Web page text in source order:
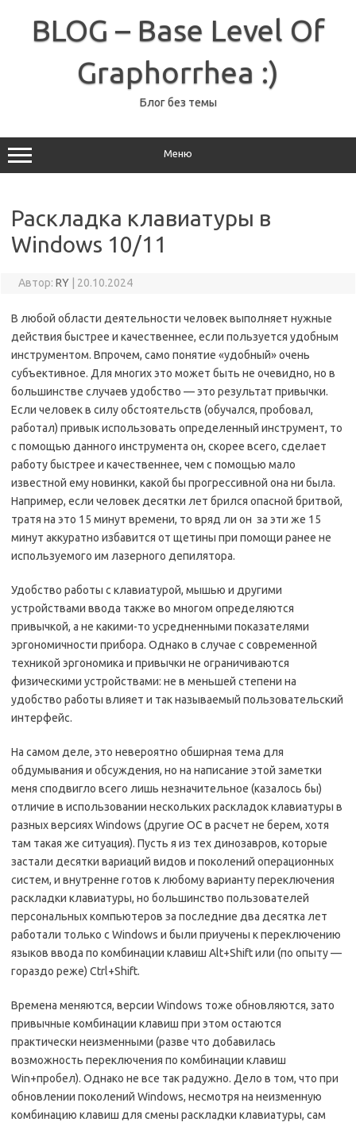
содержимому
BLOG – Base Level Of
Graphorrhea :)
Блог без темы
Меню
Раскладка клавиатуры в
Windows 10/11
Автор: RY 20.10.2024
В любой области деятельности человек выполняет нужные
действия быстрее и качественнее, если пользуется удобным
инструментом. Впрочем, само понятие «удобный» очень
субъективное. Для многих это может быть не очевидно, но в
большинстве случаев удобство — это результат привычки.
Если человек в силу обстоятельств (обучался, пробовал,
работал) привык использовать определенный инструмент, то
с помощью данного инструмента он, скорее всего, сделает
работу быстрее и качественнее, чем с помощью мало
известной ему новинки, какой бы прогрессивной она ни была.
Например, если человек десятки лет брился опасной бритвой,
тратя на это 15 минут времени, то вряд ли он за эти же 15
минут аккуратно избавится от щетины при помощи ранее не
используемого им лазерного депилятора.
Удобство работы с клавиатурой, мышью и другими
устройствами ввода также во многом определяются
привычкой, а не какими-то усредненными показателями
эргономичности прибора. Однако в случае с современной
техникой эргономика и привычки не ограничиваются
физическими устройствами: не в меньшей степени на
удобство работы влияет и так называемый пользовательский
интерфейс.
На самом деле, это невероятно обширная тема для
обдумывания и обсуждения, но на написание этой заметки
меня сподвигло всего лишь незначительное (казалось бы)
отличие в использовании нескольких раскладок клавиатуры в
разных версиях Windows (другие ОС в расчет не берем, хотя
там такая же ситуация). Пусть я из тех динозавров, которые
застали десятки вариаций видов и поколений операционных
систем, и внутренне готов к любому варианту переключения
раскладки клавиатуры, но большинство пользователей
персональных компьютеров за последние два десятка лет
работали только с Windows и были приучены к переключению
языков ввода по комбинации клавиш Alt+Shift или (по опыту —
гораздо реже) Ctrl+Shift.
Времена меняются, версии Windows тоже обновляются, зато
привычные комбинации клавиш при этом остаются
практически неизменными (разве что добавилась
возможность переключения по комбинации клавиш
Win+пробел). Однако не все так радужно. Дело в том, что при
обновлении поколений Windows, несмотря на неизменную
комбинацию клавиш для смены раскладки клавиатуры, сам